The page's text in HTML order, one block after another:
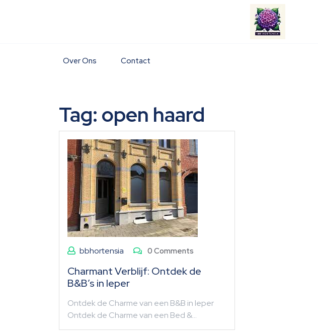
Over Ons Contact
Tag: open haard
bbhortensia 0 Comments
Charmant Verblijf: Ontdek de
B&B’s in Ieper
Ontdek de Charme van een B&B in Ieper
Ontdek de Charme van een Bed &…